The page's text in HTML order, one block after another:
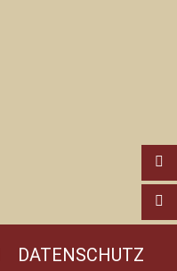
DATENSCHUTZ